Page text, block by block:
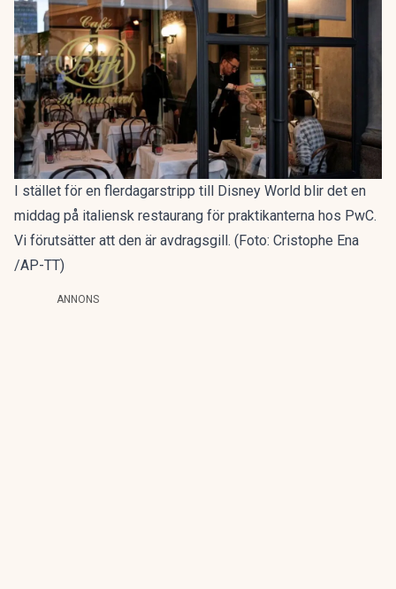
I stället för en flerdagarstripp till Disney World blir det en
middag på italiensk restaurang för praktikanterna hos PwC.
Vi förutsätter att den är avdragsgill. (Foto: Cristophe Ena
/AP-TT)
ANNONS